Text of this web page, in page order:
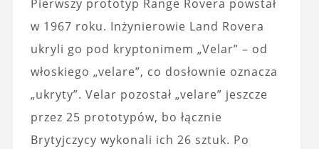
Pierwszy prototyp Range Rovera powstał
w 1967 roku. Inżynierowie Land Rovera
ukryli go pod kryptonimem „Velar” – od
włoskiego „velare”, co dosłownie oznacza
„ukryty”. Velar pozostał „velare” jeszcze
przez 25 prototypów, bo łącznie
Brytyjczycy wykonali ich 26 sztuk. Po